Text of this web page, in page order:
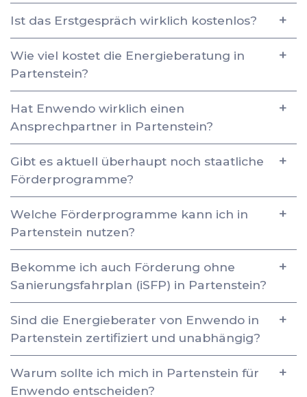
Ist das Erstgespräch wirklich kostenlos?
Wie viel kostet die Energieberatung in
Partenstein?
Hat Enwendo wirklich einen
Ansprechpartner in Partenstein?
Gibt es aktuell überhaupt noch staatliche
Förderprogramme?
Welche Förderprogramme kann ich in
Partenstein nutzen?
Bekomme ich auch Förderung ohne
Sanierungsfahrplan (iSFP) in Partenstein?
Sind die Energieberater von Enwendo in
Partenstein zertifiziert und unabhängig?
Warum sollte ich mich in Partenstein für
Enwendo entscheiden?